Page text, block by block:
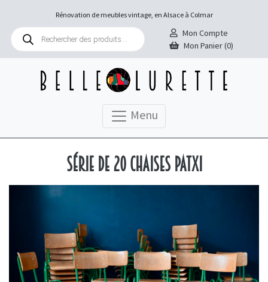
Rénovation de meubles vintage, en Alsace à Colmar
Recherche
produits
Mon Compte
Mon Panier (0)
Menu
Série de 20 chaises Patxi